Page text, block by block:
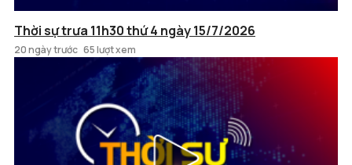
Thời sự trưa 11h30 thứ 4 ngày 15/7/2026
20 ngày trước 65 lượt xem